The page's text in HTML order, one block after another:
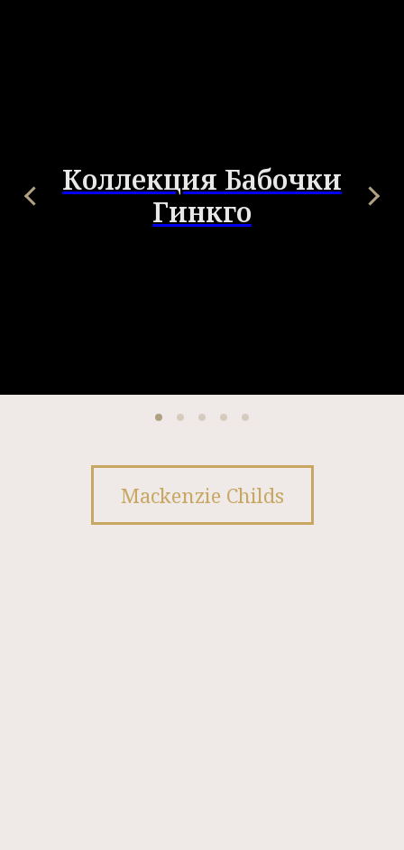
Коллекция Бабочки
Гинкго
Mackenzie Childs